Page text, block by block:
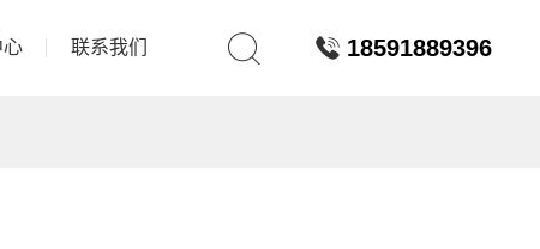
心 联系我们 18591889396